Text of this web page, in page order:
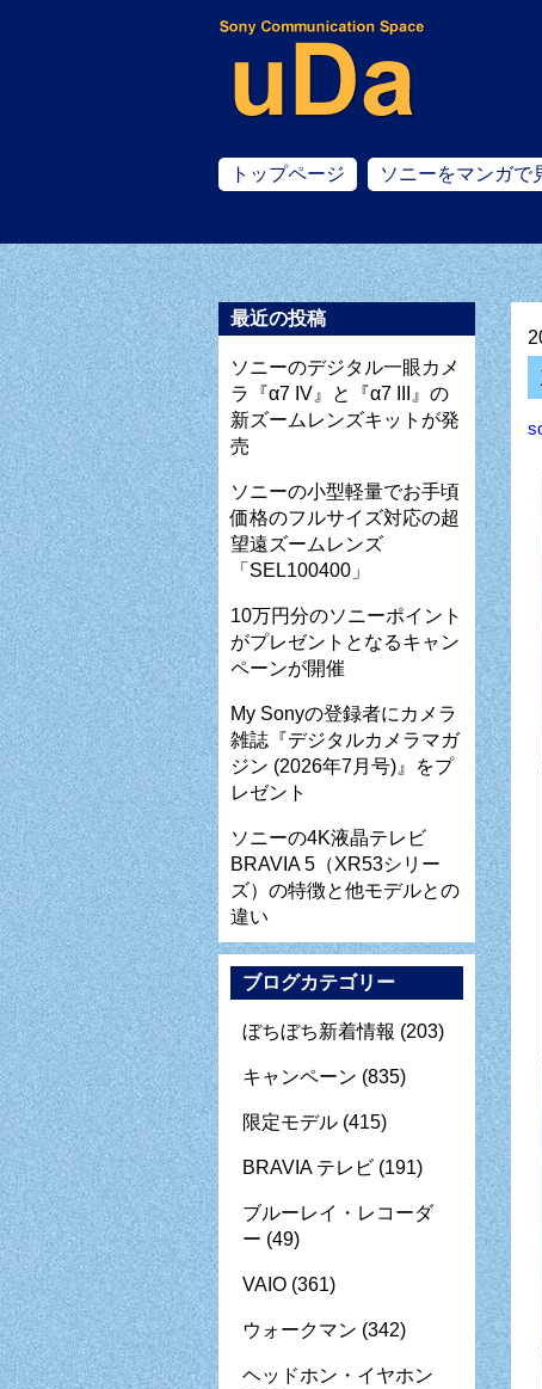
トップページ ソニーをマンガで
最近の投稿
ソニーのデジタル一眼カメ
ラ『α7 IV』と『α7 III』の
新ズームレンズキットが発
売
ソニーの小型軽量でお手頃
価格のフルサイズ対応の超
望遠ズームレンズ
「SEL100400」
10万円分のソニーポイント
がプレゼントとなるキャン
ペーンが開催
My Sonyの登録者にカメラ
雑誌『デジタルカメラマガ
ジン (2026年7月号)』をプ
レゼント
ソニーの4K液晶テレビ
BRAVIA 5（XR53シリー
ズ）の特徴と他モデルとの
違い
ブログカテゴリー
ぼちぼち新着情報 (203)
キャンペーン (835)
限定モデル (415)
BRAVIA テレビ (191)
ブルーレイ・レコーダ
ー (49)
VAIO (361)
ウォークマン (342)
ヘッドホン・イヤホン